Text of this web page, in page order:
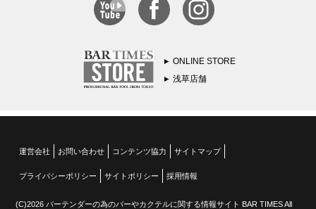
ONLINE STORE
浅草店舗
運営会社 お問い合わせ コンテンツ協力 サイトマップ
プライバシーポリシー サイトポリシー 採用情報
(C)2026 バーテンダーの為のバーやカクテルに関する情報サイト BAR TIMES All